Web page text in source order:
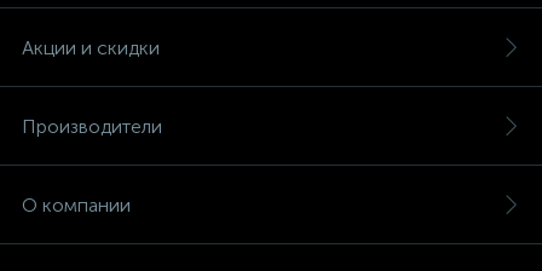
Акции и скидки
Производители
О компании